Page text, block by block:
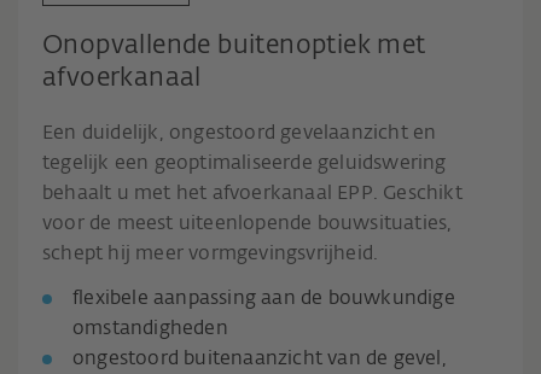
Onopvallende buitenoptiek met
afvoerkanaal
Een duidelijk, ongestoord gevelaanzicht en
tegelijk een geoptimaliseerde geluidswering
behaalt u met het afvoerkanaal EPP. Geschikt
voor de meest uiteenlopende bouwsituaties,
schept hij meer vormgevingsvrijheid.
flexibele aanpassing aan de bouwkundige
omstandigheden
ongestoord buitenaanzicht van de gevel,